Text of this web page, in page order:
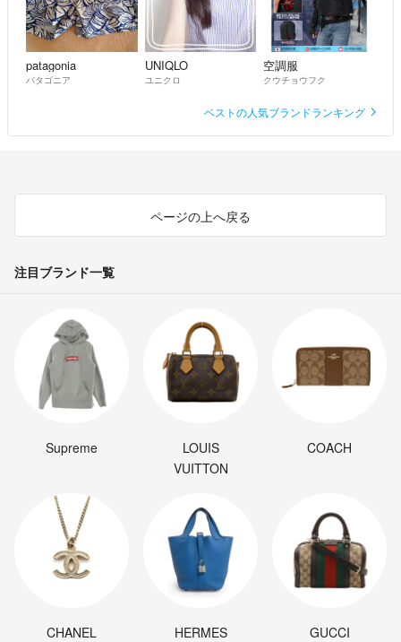
patagonia
パタゴニア
UNIQLO
ユニクロ
空調服
クウチョウフク
ベストの人気ブランドランキング
ページの上へ戻る
注目ブランド一覧
Supreme
LOUIS
VUITTON
COACH
CHANEL HERMES GUCCI